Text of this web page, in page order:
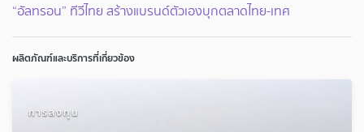
“อัลทรอน” ทีวีไทย สร้างแบรนด์ตัวเองบุกตลาดไทย-เทศ
ผลิตภัณฑ์และบริการที่เกี่ยวข้อง
การลงทุน